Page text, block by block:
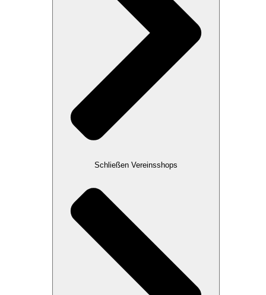
Schließen Vereinsshops